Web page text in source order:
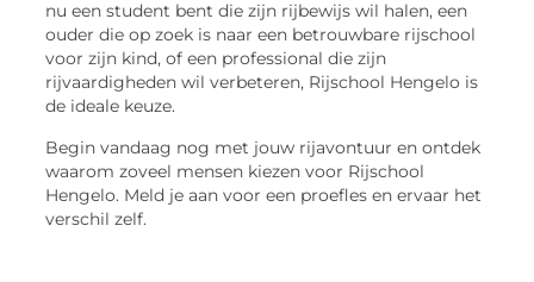
nu een student bent die zijn rijbewijs wil halen, een
ouder die op zoek is naar een betrouwbare rijschool
voor zijn kind, of een professional die zijn
rijvaardigheden wil verbeteren, Rijschool Hengelo is
de ideale keuze.
Begin vandaag nog met jouw rijavontuur en ontdek
waarom zoveel mensen kiezen voor Rijschool
Hengelo. Meld je aan voor een proefles en ervaar het
verschil zelf.